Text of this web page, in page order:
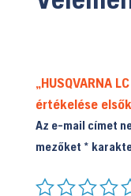
„HUSQVARNA
értékelése
Az e-mail címet
mezőket *